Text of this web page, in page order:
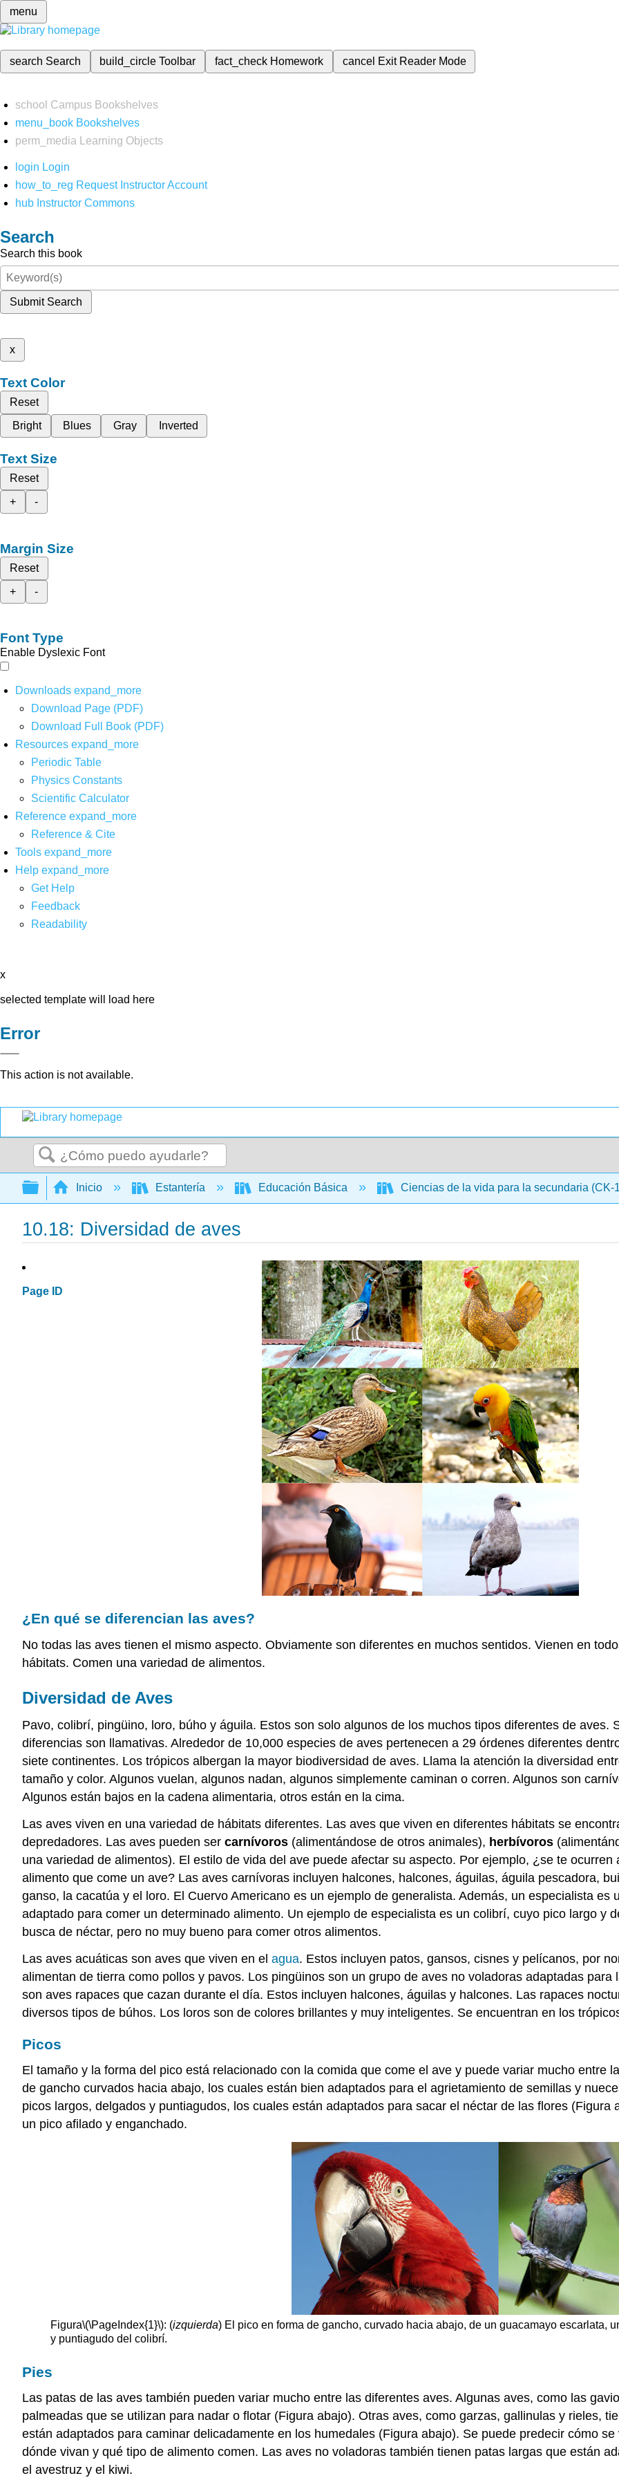
menu
search Search build_circleToolbar fact_check Homework cancel Exit Reader Mode
school Campus Bookshelves
menu_book Bookshelves
perm_media
Learning Objects
login Login
how_to_reg Request Instructor Account
hub Instructor Commons
Search
Search this book
Submit Search
x
Text Color
Reset
Bright
Blues Gray Inverted
Text Size
Reset
+
-
Margin Size
Reset
+
-
Font Type
Enable Dyslexic Font
Downloads expand_more
Download Page (PDF)
Download Full Book (PDF)
Resources expand_more
Periodic Table
Physics Constants
Scientific Calculator
Reference expand_more
Reference & Cite
Tools expand_more
Help expand_more
Get Help
Feedback
Readability
x
selected template will load here
Error
This action is not available.
Buscar
Expandir/contraer jerarquía global
Inicio Estantería Educación Básica Ciencias de la vida para la secundaria (CK-
10.18: Diversidad de aves
Page ID
¿En qué se diferencian las aves?
No todas las aves tienen el mismo aspecto. Obviamente son diferentes en muchos sentidos. Vienen en
hábitats. Comen una variedad de alimentos.
Diversidad de Aves
Pavo, colibrí, pingüino, loro, búho y águila. Estos son solo algunos de los muchos tipos diferentes de aves.
diferencias son llamativas. Alrededor de 10,000 especies de aves pertenecen a 29 órdenes diferentes
siete continentes. Los trópicos albergan la mayor biodiversidad de aves. Llama la atención la diversidad
tamaño y color. Algunos vuelan, algunos nadan, algunos simplemente caminan o corren. Algunos son
Algunos están bajos en la cadena alimentaria, otros están en la cima.
Las aves viven en una variedad de hábitats diferentes. Las aves que viven en diferentes hábitats se
depredadores. Las aves pueden ser carnívoros (alimentándose de otros animales), herbívoros
una variedad de alimentos). El estilo de vida del ave puede afectar su aspecto. Por ejemplo, ¿se te
alimento que come un ave? Las aves carnívoras incluyen halcones, halcones, águilas, águila pescadora,
ganso, la cacatúa y el loro. El Cuervo Americano es un ejemplo de generalista. Además, un especialista es
adaptado para comer un determinado alimento. Un ejemplo de especialista es un colibrí, cuyo pico largo y
busca de néctar, pero no muy bueno para comer otros alimentos.
Las aves acuáticas son aves que viven en el agua. Estos incluyen patos, gansos, cisnes y pelícanos, por
alimentan de tierra como pollos y pavos. Los pingüinos son un grupo de aves no voladoras adaptadas
son aves rapaces que cazan durante el día. Estos incluyen halcones, águilas y halcones. Las rapaces
diversos tipos de búhos. Los loros son de colores brillantes y muy inteligentes. Se encuentran en los
Picos
El tamaño y la forma del pico está relacionado con la comida que come el ave y puede variar mucho entre
de gancho curvados hacia abajo, los cuales están bien adaptados para el agrietamiento de semillas y
picos largos, delgados y puntiagudos, los cuales están adaptados para sacar el néctar de las flores
un pico afilado y enganchado.
Figura\(\PageIndex{1}\): (izquierda) El pico en forma de gancho, curvado hacia abajo, de un guacamayo escarlata,
y puntiagudo del colibrí.
Pies
Las patas de las aves también pueden variar mucho entre las diferentes aves. Algunas aves, como las
palmeadas que se utilizan para nadar o flotar (Figura abajo). Otras aves, como garzas, gallinulas y rieles,
están adaptados para caminar delicadamente en los humedales (Figura abajo). Se puede predecir cómo
dónde vivan y qué tipo de alimento comen. Las aves no voladoras también tienen patas largas que están
el avestruz y el kiwi.